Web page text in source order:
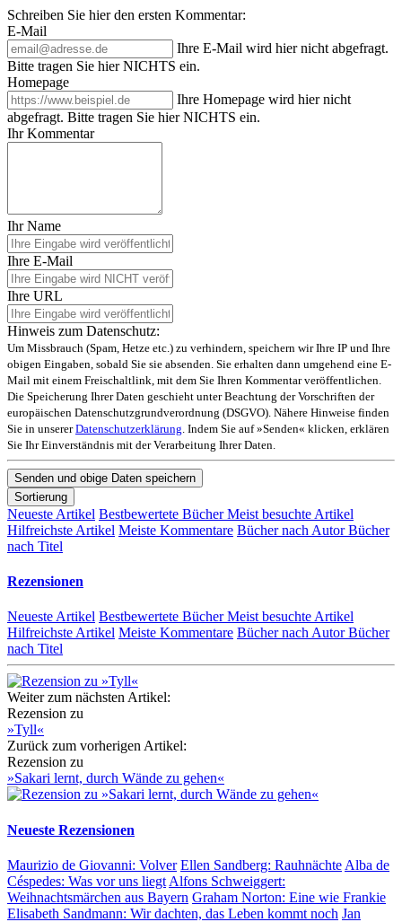
Schreiben Sie hier den ersten Kommentar:
E-Mail
Ihre E-Mail wird hier nicht abgefragt.
Bitte tragen Sie hier NICHTS ein.
Homepage
Ihre Homepage wird hier nicht
abgefragt. Bitte tragen Sie hier NICHTS ein.
Ihr Kommentar
Ihr Name
Ihre E-Mail
Ihre URL
Hinweis zum Datenschutz:
Um Missbrauch (Spam, Hetze etc.) zu verhindern, speichern wir Ihre IP und Ihre
obigen Eingaben, sobald Sie sie absenden. Sie erhalten dann umgehend eine E-
Mail mit einem Freischaltlink, mit dem Sie Ihren Kommentar veröffentlichen.
Die Speicherung Ihrer Daten geschieht unter Beachtung der Vorschriften der
europäischen Datenschutzgrundverordnung (DSGVO). Nähere Hinweise finden
Sie in unsererDatenschutzerklärung . Indem Sie auf »Senden« klicken, erklären
Sie Ihr Einverständnis mit der Verarbeitung Ihrer Daten.
Sortierung
Neueste Artikel Bestbewertete BücherMeist besuchte Artikel
Hilfreichste Artikel Meiste Kommentare Bücher nach AutorBücher
nach Titel
Rezensionen
Neueste Artikel Bestbewertete BücherMeist besuchte Artikel
Hilfreichste Artikel Meiste Kommentare Bücher nach AutorBücher
nach Titel
Weiter zum nächsten Artikel:
Rezension zu
»Tyll«
Zurück zum vorherigen Artikel:
Rezension zu
»Sakari lernt, durch Wände zu gehen«
Neueste Rezensionen
Maurizio de Giovanni: Volver Ellen Sandberg: Rauhnächte Alba de
Céspedes: Was vor uns liegt Alfons Schweiggert:
Weihnachtsmärchen aus Bayern Graham Norton: Eine wie Frankie
Elisabeth Sandmann: Wir dachten, das Leben kommt noch Jan